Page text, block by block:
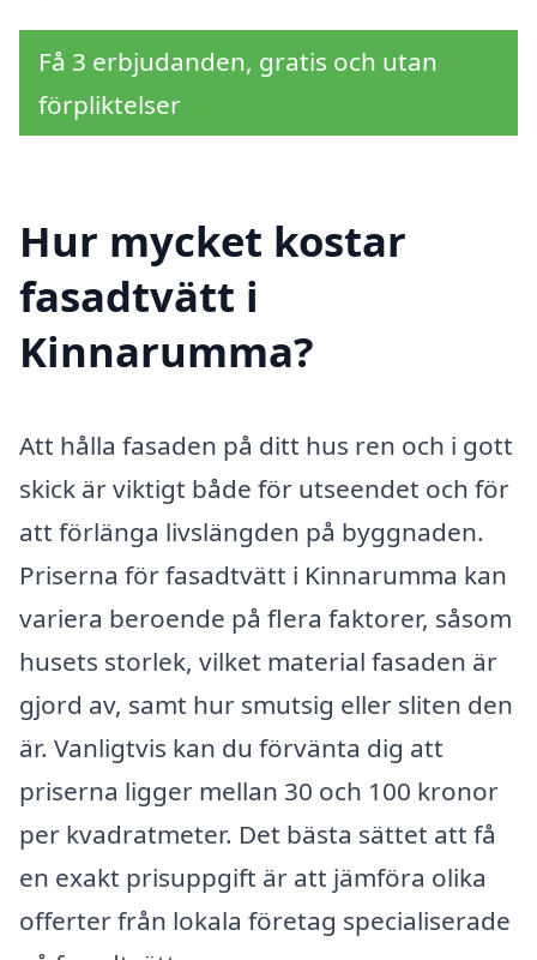
Få 3 erbjudanden, gratis och utan
förpliktelser
Hur mycket kostar
fasadtvätt i
Kinnarumma?
Att hålla fasaden på ditt hus ren och i gott
skick är viktigt både för utseendet och för
att förlänga livslängden på byggnaden.
Priserna för fasadtvätt i Kinnarumma kan
variera beroende på flera faktorer, såsom
husets storlek, vilket material fasaden är
gjord av, samt hur smutsig eller sliten den
är. Vanligtvis kan du förvänta dig att
priserna ligger mellan 30 och 100 kronor
per kvadratmeter. Det bästa sättet att få
en exakt prisuppgift är att jämföra olika
offerter från lokala företag specialiserade